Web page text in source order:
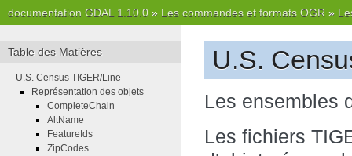
documentation GDAL 1.10.0 » Les commandes et formats OGR »
U.S.
Les ensembles
Les fichiers
Table des Matières
U.S. Census TIGER/Line
Représentation des objets
CompleteChain
AltName
FeatureIds
ZipCodes